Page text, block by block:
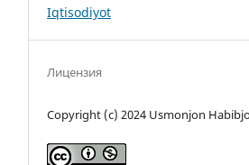
Iqtisodiyot
Лицензия
Copyright (c) 2024 Usmonjon